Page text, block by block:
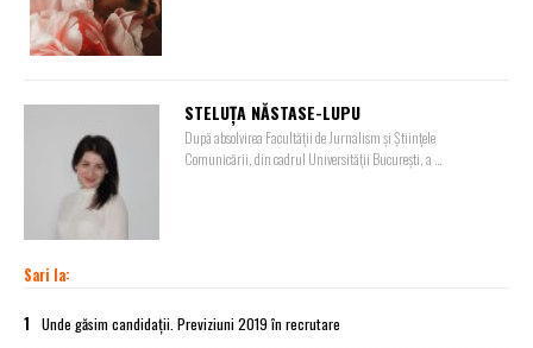
STELUȚA NĂSTASE-LUPU
După absolvirea Facultății de Jurnalism și Științele
Comunicării, din cadrul Universității București, a ...
Sari la:
1 Unde găsim candidații. Previziuni 2019 în recrutare